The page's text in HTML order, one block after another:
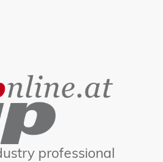
professional